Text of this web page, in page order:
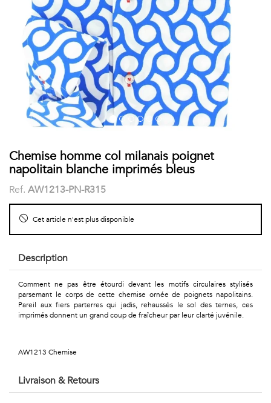
Stand-
LES
IMPRIMÉES
Faune
Géométriques
Talents
Métiers
motifs
courtes
POLOS
FEMME
Imprimés
Chaussettes
Boxers
Accessoires
Chemise homme col milanais poignet
napolitain blanche imprimés bleus
Ref. AW1213-PN-R315
Cet article n'est plus disponible
Description
Comment ne pas être étourdi devant les motifs circulaires stylisés
parsemant le corps de cette chemise ornée de poignets napolitains.
Pareil aux fiers parterres qui jadis, rehaussés le sol des ternes, ces
imprimés donnent un grand coup de fraîcheur par leur clarté juvénile.
AW1213 Chemise
Livraison & Retours